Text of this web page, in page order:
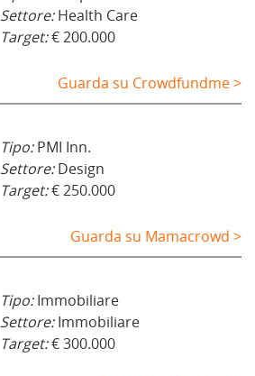
Settore:Health Care
Target:€ 200.000
Guarda su Crowdfundme >
Tipo:PMI Inn.
Settore:Design
Target:€ 250.000
Guarda su Mamacrowd >
Tipo:Immobiliare
Settore:Immobiliare
Target:€ 300.000